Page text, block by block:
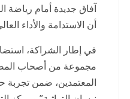
آفاق جديدة أمام رياضة
أن الاستدامة والأداء
في إطار الشراكة،
مجموعة من أصحاب
المعتمدين، ضمن